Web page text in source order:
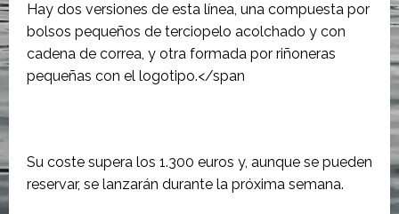
Hay dos versiones de esta línea, una compuesta por
bolsos pequeños de terciopelo acolchado y con
cadena de correa, y otra formada por riñoneras
pequeñas con el logotipo.</span
Su coste supera los 1.300 euros y, aunque se pueden
reservar, se lanzarán durante la próxima semana.